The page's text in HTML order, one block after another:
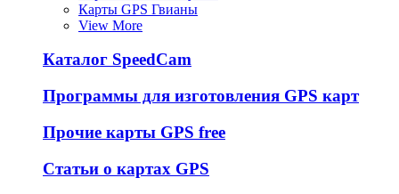
Карты GPS Гвианы
View More
Каталог SpeedCam
Программы для изготовления GPS карт
Прочие карты GPS free
Статьи о картах GPS